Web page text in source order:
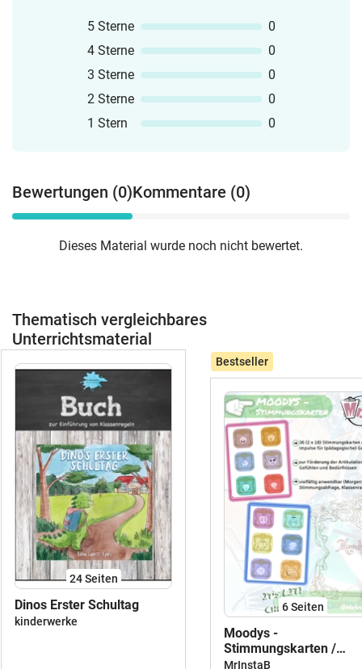
Gruppenspielen Freude beim Umgang
mit Buchstaben und Wörtern
5 Sterne
0
4 Sterne
0
3 Sterne
0
2 Sterne
0
1 Stern
0
Bewertungen (0)Kommentare (0)
Dieses Material wurde noch nicht bewertet.
Thematisch vergleichbares
Unterrichtsmaterial
24Seiten
Dinos Erster Schultag
kinderwerke
Bestseller
6Seiten
Moodys -
Stimmungskarten /
Gesprächskarten /
MrInstaB